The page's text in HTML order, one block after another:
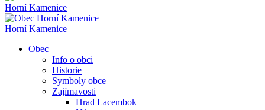
Horní Kamenice
Horní Kamenice
Obec
Info o obci
Historie
Symboly obce
Zajímavosti
Hrad Lacembok